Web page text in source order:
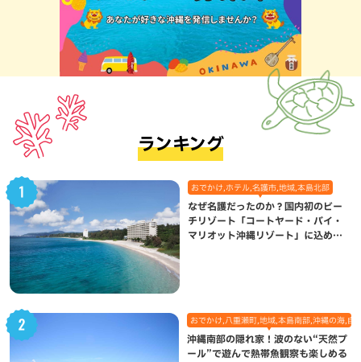
ランキング
おでかけ,ホテル,名護市,地域,本島北部
なぜ名護だったのか？国内初のビー
チリゾート「コートヤード・バイ・
マリオット沖縄リゾート」に込めら
おでかけ,八重瀬町,地域,本島南部,沖縄の海,自
沖縄南部の隠れ家！波のない“天然プ
ール”で遊んで熱帯魚観察も楽しめる